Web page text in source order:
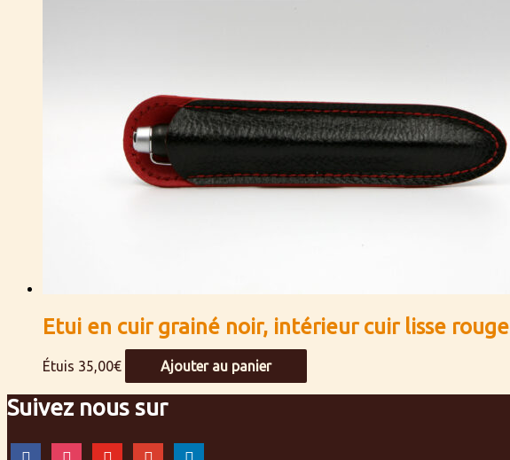
Etui en cuir grainé noir, intérieur cuir lisse rouge
Étuis 35,00€ Ajouter au panier
Suivez nous sur
facebookinstagramyoutube google linkedin